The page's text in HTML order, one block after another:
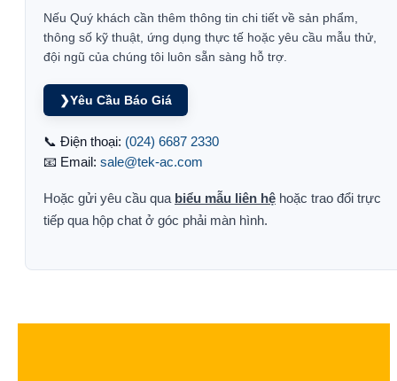
Nếu Quý khách cần thêm thông tin chi tiết về sản phẩm,
thông số kỹ thuật, ứng dụng thực tế hoặc yêu cầu mẫu thử,
đội ngũ của chúng tôi luôn sẵn sàng hỗ trợ.
❯Yêu Cầu Báo Giá
📞 Điện thoại: (024) 6687 2330
📧 Email: sale@tek-ac.com
Hoặc gửi yêu cầu qua biểu mẫu liên hệ hoặc trao đổi trực
tiếp qua hộp chat ở góc phải màn hình.